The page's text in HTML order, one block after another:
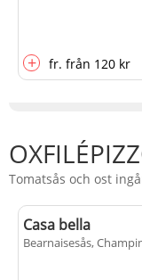
+ fr. från 120 kr
Tomatsås och ost
Casa bella
Bearnaisesås,